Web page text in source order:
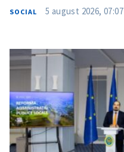
SOCIAL 5 august 2026, 07:07